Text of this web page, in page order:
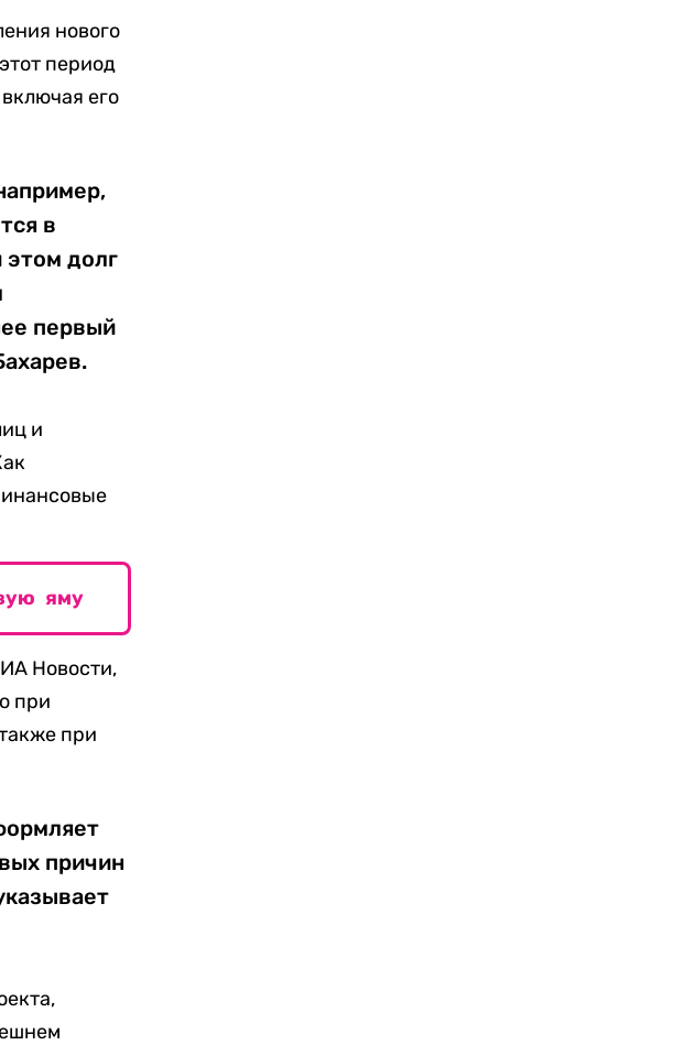
нового
период
его
в
долг
первый
и
яму
Новости,
при
при
причин